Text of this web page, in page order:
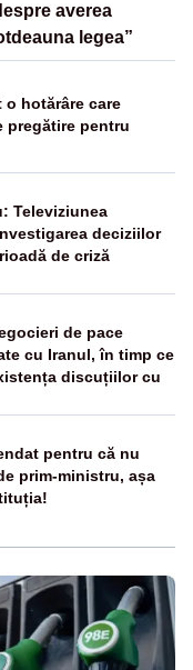
averea
legea”
o hotărâre care
pregătire pentru
Televiziunea
deciziilor
de criză
de pace
cu Iranul, în timp ce
discuțiilor cu
pentru că nu
prim-ministru, așa